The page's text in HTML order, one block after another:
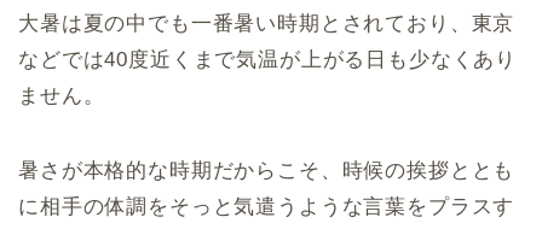
大暑は夏の中でも一番暑い時期とされており、東京
などでは40度近くまで気温が上がる日も少なくあり
ません。
暑さが本格的な時期だからこそ、時候の挨拶ととも
に相手の体調をそっと気遣うような言葉をプラスす